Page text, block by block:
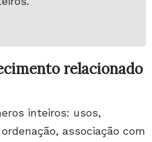
relacionado
inteiros: usos,
associação com